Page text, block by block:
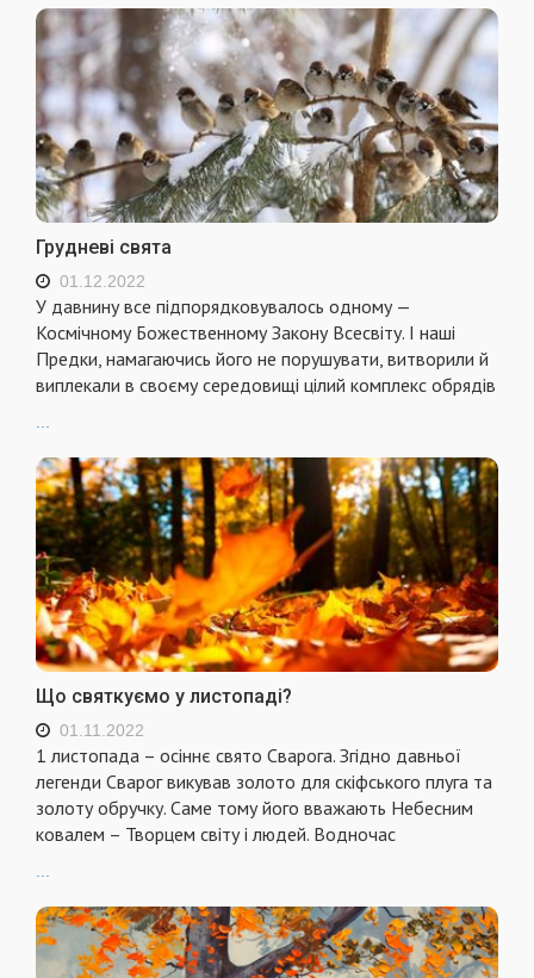
Грудневі свята
01.12.2022
У давнину все підпорядковувалось одному —
Космічному Божественному Закону Всесвіту. І наші
Предки, намагаючись його не порушувати, витворили й
виплекали в своєму середовищі цілий комплекс обрядів
Що святкуємо у листопаді?
01.11.2022
1 листопада – осіннє свято Сварога. Згідно давньої
легенди Сварог викував золото для скіфського плуга та
золоту обручку. Саме тому його вважають Небесним
ковалем – Творцем світу і людей. Водночас
...